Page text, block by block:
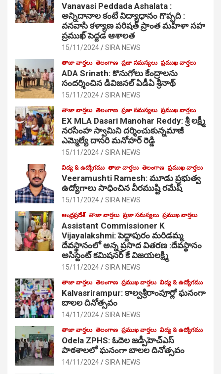
Vanavasi Peddada Ashalata :
అన్నిదానాల కంటే విద్యాధానం గొప్పది :
వనవాసి కళ్యాణ పరిషత్ ప్రాంత మహిళా సహ
ప్రముఖ్ పెద్దడ ఆశాలత
15/11/2024 SIRA NEWS
తాజా వార్తలు తెలంగాణ ప్రజా సమస్యలు ప్రముఖ వార్తలు
ADA Srinath: కొనుగోలు కేంద్రాల‌ను
సంద‌ర్శించిన డివిజనల్ ఏడీఏ శ్రీనాథ్
15/11/2024 SIRA NEWS
తాజా వార్తలు తెలంగాణ ప్రజా సమస్యలు ప్రముఖ వార్తలు
EX MLA Dasari Manohar Reddy: శ్రీ లక్ష్మీ
నరసింహ స్వామిని దర్శించుకున్నమాజీ
ఎమ్మెల్యే దాసరి మనోహర్ రెడ్డి
15/11/2024 SIRA NEWS
విద్య & ఉద్యోగము తాజా వార్తలు తెలంగాణ ప్రముఖ వార్తలు
Veeramushti Ramesh: మూడు ప్రభుత్వ
ఉద్యోగాలు సాధించిన వీరముష్టి రమేష్
15/11/2024 SIRA NEWS
ఆంధ్రప్రదేశ్ తాజా వార్తలు ప్రజా సమస్యలు ప్రముఖ వార్తలు
Assistant Commissioner K
Vijayalakshmi: పెద్దాపురం మరిడమ్మ
దేవస్థానంలో అన్న ప్రసాద వితరణ :దేవస్థానం
అసిస్టెంట్ కమిషనర్ కే విజయలక్ష్మి
15/11/2024 SIRA NEWS
తాజా వార్తలు తెలంగాణ ప్రముఖ వార్తలు విద్య & ఉద్యోగము
Kalvasrirampur: కాల్వశ్రీరాంపూర్లో ఘనంగా
బాలల దినోత్సవం
14/11/2024 SIRA NEWS
తాజా వార్తలు తెలంగాణ ప్రముఖ వార్తలు విద్య & ఉద్యోగము
Odela ZPHS: ఓదెల జ‌డ్పీహెచ్ఎస్
పాఠ‌శాల‌లో ఘనంగా బాలల దినోత్సవం
14/11/2024 SIRA NEWS